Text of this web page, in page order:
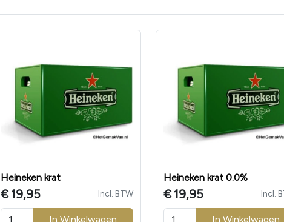
Heineken krat
€19,95 Incl. BTW
In Winkelwagen
Heineken krat 0.0%
€ 19,95 Incl.
In Winkelwagen